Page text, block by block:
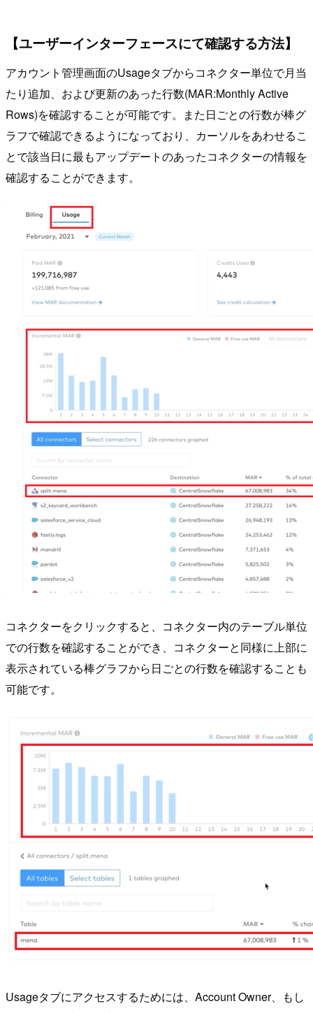
【ユーザーインターフェースにて確認する方法】
アカウント管理画面のUsageタブからコネクター単位で月当
たり追加、および更新のあった行数(MAR:Monthly Active
Rows)を確認することが可能です。また日ごとの行数が棒グ
ラフで確認できるようになっており、カーソルをあわせるこ
とで該当日に最もアップデートのあったコネクターの情報を
確認することができます。
コネクターをクリックすると、コネクター内のテーブル単位
での行数を確認することができ、コネクターと同様に上部に
表示されている棒グラフから日ごとの行数を確認することも
可能です。
Usageタブにアクセスするためには、Account Owner、もし